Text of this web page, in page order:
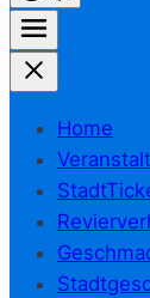
Home